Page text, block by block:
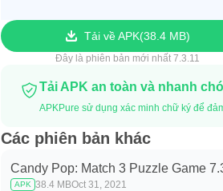
Đây là phiên bản mới nhất 7.3.11
Tải về APK 38.4 MB
Tải APK an toàn và nhanh
APKPure sử dụng xác minh chữ ký để
Các phiên bản khác
Candy Pop: Match 3 Puzzle Game
APK 38.4 MBOct 31, 2021